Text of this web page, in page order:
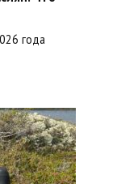
года